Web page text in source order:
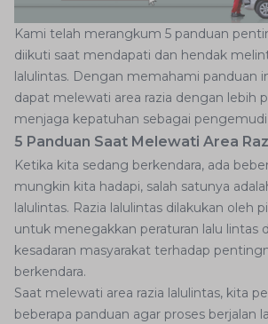
Kami telah merangkum 5 panduan
diikuti saat mendapati dan hendak
lalulintas. Dengan memahami panduan
dapat melewati area razia dengan lebih
menjaga kepatuhan sebagai
5 Panduan Saat Melewati Area
Ketika kita sedang berkendara, ada
mungkin kita hadapi, salah satunya
lalulintas. Razia lalulintas dilakukan oleh
untuk menegakkan peraturan lalu lintas
kesadaran masyarakat terhadap
berkendara.
Saat melewati area razia lalulintas, kita
beberapa panduan agar proses berjalan